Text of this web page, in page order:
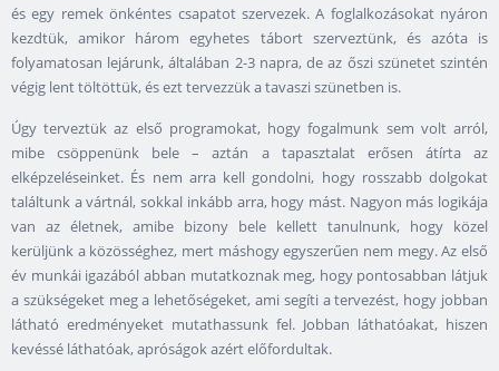
és egy remek önkéntes csapatot szervezek. A foglalkozásokat nyáron
kezdtük, amikor három egyhetes tábort szerveztünk, és azóta is
folyamatosan lejárunk, általában 2-3 napra, de az őszi szünetet szintén
végig lent töltöttük, és ezt tervezzük a tavaszi szünetben is.
Úgy terveztük az első programokat, hogy fogalmunk sem volt arról,
mibe csöppenünk bele – aztán a tapasztalat erősen átírta az
elképzeléseinket. És nem arra kell gondolni, hogy rosszabb dolgokat
találtunk a vártnál, sokkal inkább arra, hogy mást. Nagyon más logikája
van az életnek, amibe bizony bele kellett tanulnunk, hogy közel
kerüljünk a közösséghez, mert máshogy egyszerűen nem megy. Az első
év munkái igazából abban mutatkoznak meg, hogy pontosabban látjuk
a szükségeket meg a lehetőségeket, ami segíti a tervezést, hogy jobban
látható eredményeket mutathassunk fel. Jobban láthatóakat, hiszen
kevéssé láthatóak, apróságok azért előfordultak.